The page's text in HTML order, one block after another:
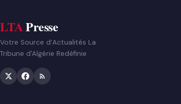
LTAPresse
Votre Source d’Actualités La
Tribune d'Algérie Redéfinie